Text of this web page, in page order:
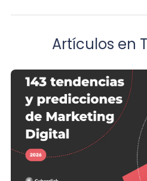
Artículos en